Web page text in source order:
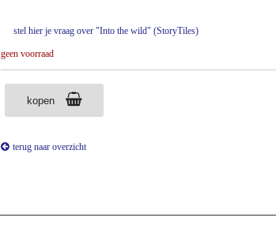
stel hier je vraag over "Into the wild" (StoryTiles)
geen voorraad
kopen
terug naar overzicht